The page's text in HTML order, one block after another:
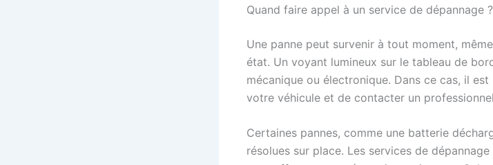
Quand faire appel à un service de dépannage ?
Une panne peut survenir à tout moment,
état. Un voyant lumineux sur le tableau de
mécanique ou électronique. Dans ce cas, il
votre véhicule et de contacter un
Certaines pannes, comme une batterie
résolues sur place. Les services de